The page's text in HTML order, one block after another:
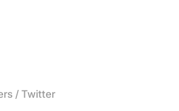
/ Twitter